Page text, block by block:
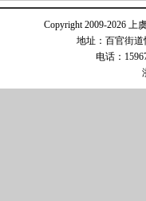
Copyright 2009-2026 上
地址：百官街道
电话：